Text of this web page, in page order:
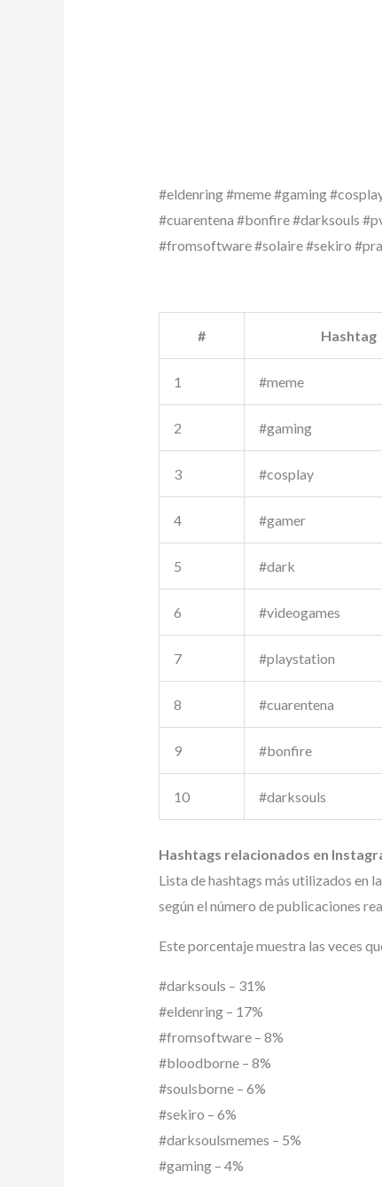
#eldenring #meme #gaming
#cuarentena #bonfire #darksouls
#fromsoftware #solaire #sekiro
# Hashtag
1 #meme
2 #gaming
3 #cosplay
4 #gamer
5 #dark
6 #videogames
7 #playstation
8 #cuarentena
9 #bonfire
10 #darksouls
Hashtags relacionados en
Lista de hashtags más utilizados en
según el número de publicaciones
Este porcentaje muestra las veces
#darksouls – 31%
#eldenring – 17%
#fromsoftware – 8%
#bloodborne – 8%
#soulsborne – 6%
#sekiro – 6%
#darksoulsmemes – 5%
#gaming – 4%